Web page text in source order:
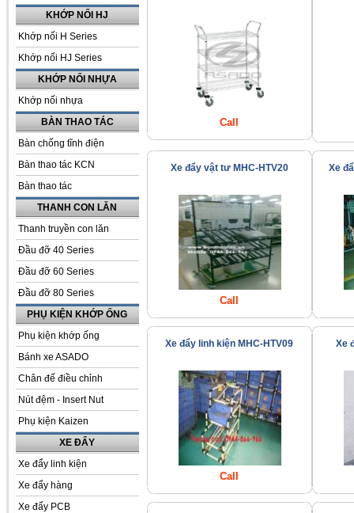
KHỚP NỐI HJ
Khớp nối H Series
Khớp nối HJ Series
KHỚP NỐI NHỰA
Khớp nối nhựa
BÀN THAO TÁC
Bàn chống tĩnh điện
Bàn thao tác KCN
Bàn thao tác
THANH CON LĂN
Thanh truyền con lăn
Đầu đỡ 40 Series
Đầu đỡ 60 Series
Đầu đỡ 80 Series
PHỤ KIỆN KHỚP ỐNG
Phụ kiện khớp ống
Bánh xe ASADO
Chân đế điều chỉnh
Nút đệm - Insert Nut
Phụ kiện Kaizen
XE ĐẨY
Xe đẩy linh kiện
Xe đẩy hàng
Xe đẩy PCB
Call
Xe đẩy vật tư MHC-HTV20
Call
Xe
Xe đẩy linh kiện MHC-HTV09
Call
Xe